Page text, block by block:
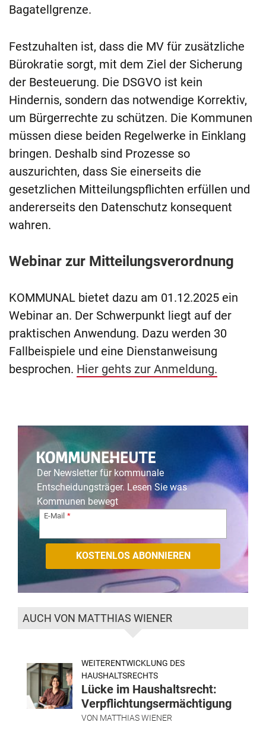
Bagatellgrenze.
Festzuhalten ist, dass die MV für zusätzliche
Bürokratie sorgt, mit dem Ziel der Sicherung
der Besteuerung. Die DSGVO ist kein
Hindernis, sondern das notwendige Korrektiv,
um Bürgerrechte zu schützen. Die Kommunen
müssen diese beiden Regelwerke in Einklang
bringen. Deshalb sind Prozesse so
auszurichten, dass Sie einerseits die
gesetzlichen Mitteilungspflichten erfüllen und
andererseits den Datenschutz konsequent
wahren.
Webinar zur Mitteilungsverordnung
KOMMUNAL bietet dazu am 01.12.2025 ein
Webinar an. Der Schwerpunkt liegt auf der
praktischen Anwendung. Dazu werden 30
Fallbeispiele und eine Dienstanweisung
besprochen. Hier gehts zur Anmeldung.
Der Newsletter für kommunale
Entscheidungsträger. Lesen Sie was
Kommunen bewegt
E-Mail
AUCH VON MATTHIAS WIENER
WEITERENTWICKLUNG DES
HAUSHALTSRECHTS
Lücke im Haushaltsrecht:
Verpflichtungsermächtigung
VON MATTHIAS WIENER